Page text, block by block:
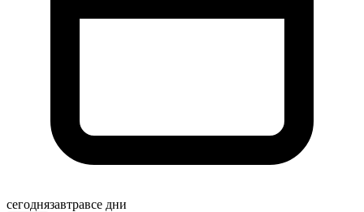
сегоднязавтравсе дни